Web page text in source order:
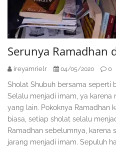
Serunya Ramadhan
ireyamrielr 04/05/2020 0
Sholat Shubuh bersama seperti
Selalu menjadi imam, ya
yang lain. Pokoknya Ramadhan
biasa, setiap sholat selalu
Ramadhan sebelumnya, karena
jarang menjadi imam. Sepuluh